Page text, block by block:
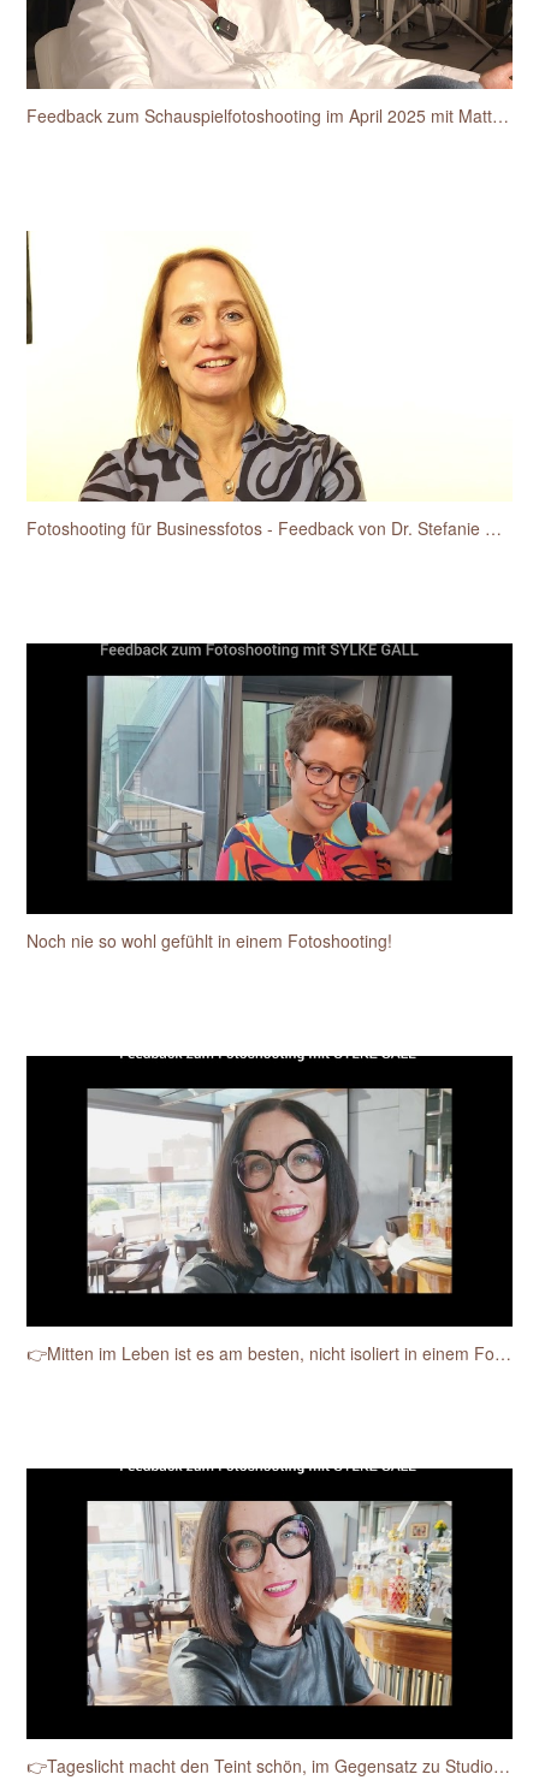
Feedback zum Schauspielfotoshooting im April 2025 mit Matthias van den Berg
Fotoshooting für Businessfotos - Feedback von Dr. Stefanie Hansen-Heidelk
Noch nie so wohl gefühlt in einem Fotoshooting!
👉Mitten im Leben ist es am besten, nicht isoliert in einem Fotostudio.
👉Tageslicht macht den Teint schön, im Gegensatz zu Studioblitzen.